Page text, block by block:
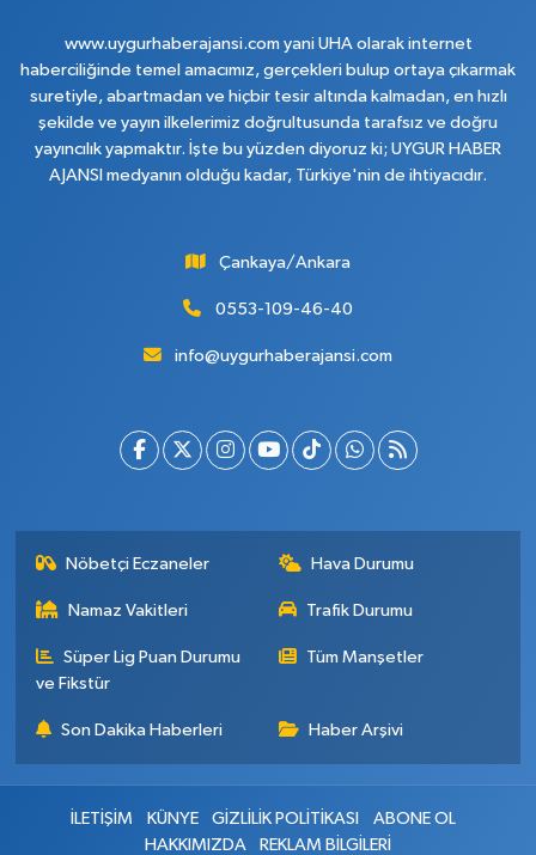
www.uygurhaberajansi.com yani UHA olarak internet
haberciliğinde temel amacımız, gerçekleri bulup ortaya çıkarmak
suretiyle, abartmadan ve hiçbir tesir altında kalmadan, en hızlı
şekilde ve yayın ilkelerimiz doğrultusunda tarafsız ve doğru
yayıncılık yapmaktır. İşte bu yüzden diyoruz ki; UYGUR HABER
AJANSI medyanın olduğu kadar, Türkiye'nin de ihtiyacıdır.
Çankaya/Ankara
0553-109-46-40
info@uygurhaberajansi.com
Nöbetçi Eczaneler Hava Durumu
Namaz Vakitleri Trafik Durumu
Süper Lig Puan Durumu
ve Fikstür
Tüm Manşetler
Son Dakika Haberleri Haber Arşivi
İLETİŞİM KÜNYE GİZLİLİK POLİTİKASI
ABONE OL
HAKKIMIZDA
REKLAM BİLGİLERİ